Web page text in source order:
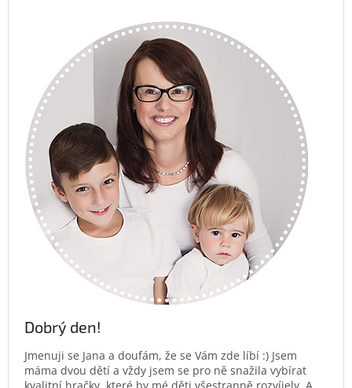
Dobrý den!
Jmenuji se Jana a doufám, že se Vám zde líbí :) Jsem
máma dvou dětí a vždy jsem se pro ně snažila vybírat